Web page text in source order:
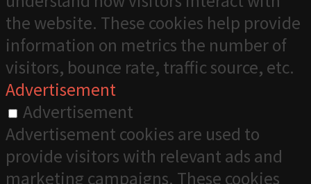
the website. These cookies help provide
information on metrics the number of
visitors, bounce rate, traffic source, etc.
Advertisement
Advertisement
Advertisement cookies are used to
provide visitors with relevant ads and
marketing campaigns. These cookies